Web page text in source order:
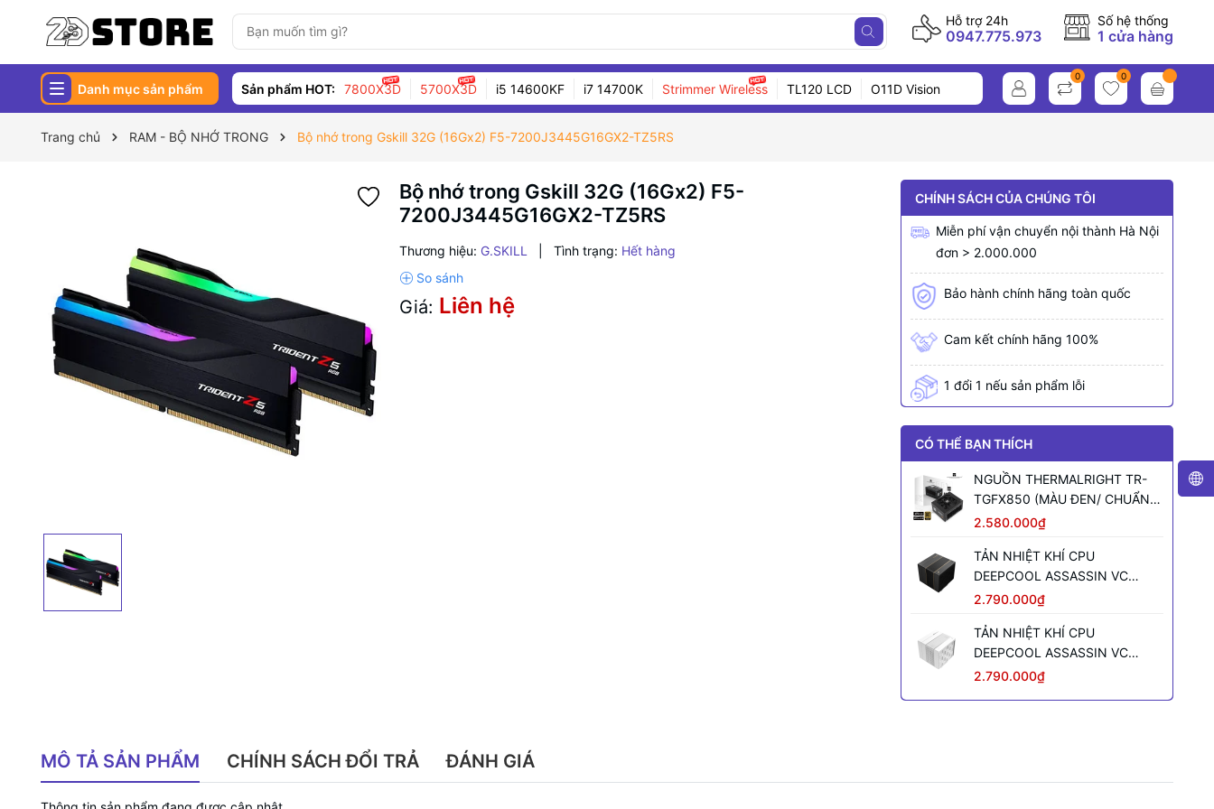
Hỗ trợ 24h
0947.775.973
Số hệ thống
1 cửa hàng
Danh mục sản phẩm Sản phẩm HOT: 7800X3D 5700X3D i5 14600KF i7 14700K Strimmer Wireless TL120 LCD O11D Vision
0 0
Trang chủ RAM - BỘ NHỚ TRONG Bộ nhớ trong Gskill 32G (16Gx2) F5-7200J3445G16GX2-TZ5RS
Bộ nhớ trong Gskill 32G (16Gx2) F5-
7200J3445G16GX2-TZ5RS
Thương hiệu: G.SKILL Tình trạng: Hết hàng
Giá: Liên hệ
CHÍNH SÁCH CỦA CHÚNG TÔI
Miễn phí vận chuyển nội thành Hà Nội
đơn > 2.000.000
Bảo hành chính hãng toàn quốc
Cam kết chính hãng 100%
1 đổi 1 nếu sản phẩm lỗi
CÓ THỂ BẠN THÍCH
NGUỒN THERMALRIGHT TR-
TGFX850 (MÀU ĐEN/ CHUẨN
SFX/ FULL MODULAR/ 850W)
2.580.000₫
TẢN NHIỆT KHÍ CPU
DEEPCOOL ASSASSIN VC
ELITE (MÀU ĐEN)
2.790.000₫
TẢN NHIỆT KHÍ CPU
DEEPCOOL ASSASSIN VC
ELITE WH WH (MÀU TRẮNG)
2.790.000₫
MÔ TẢ SẢN PHẨM CHÍNH SÁCH ĐỔI TRẢ ĐÁNH GIÁ